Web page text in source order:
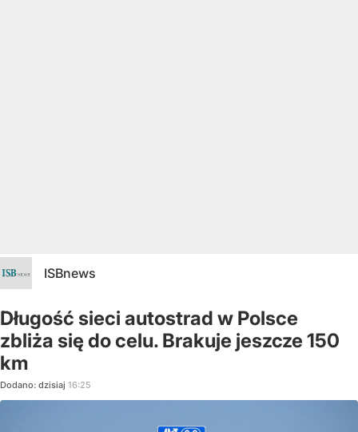
ISBnews
Długość sieci autostrad w Polsce
zbliża się do celu. Brakuje jeszcze 150
km
Dodano: dzisiaj 16:25